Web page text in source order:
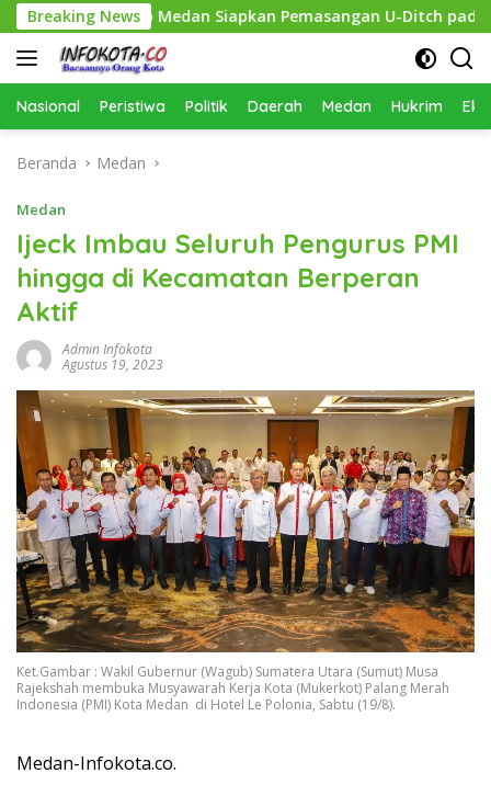
Langsung
ke
konten
Breaking News
Medan Siapkan Pemasangan U-Ditch pada 2027
Nasional Peristiwa Politik Daerah Medan Hukrim
Beranda Medan
Medan
Ijeck Imbau Seluruh Pengurus PMI
hingga di Kecamatan Berperan
Aktif
Admin Infokota
Agustus 19, 2023
Ket.Gambar : Wakil Gubernur (Wagub) Sumatera Utara (Sumut) Musa
Rajekshah membuka Musyawarah Kerja Kota (Mukerkot) Palang Merah
Indonesia (PMI) Kota Medan di Hotel Le Polonia, Sabtu (19/8).
Medan-Infokota.co.